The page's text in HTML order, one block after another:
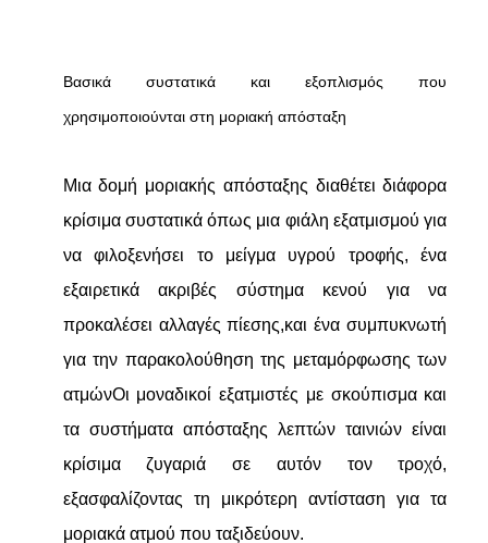
Βασικά συστατικά και εξοπλισμός που
χρησιμοποιούνται στη μοριακή απόσταξη
Μια δομή μοριακής απόσταξης διαθέτει διάφορα
κρίσιμα συστατικά όπως μια φιάλη εξατμισμού για
να φιλοξενήσει το μείγμα υγρού τροφής, ένα
εξαιρετικά ακριβές σύστημα κενού για να
προκαλέσει αλλαγές πίεσης,και ένα συμπυκνωτή
για την παρακολούθηση της μεταμόρφωσης των
ατμώνΟι μοναδικοί εξατμιστές με σκούπισμα και
τα συστήματα απόσταξης λεπτών ταινιών είναι
κρίσιμα ζυγαριά σε αυτόν τον τροχό,
εξασφαλίζοντας τη μικρότερη αντίσταση για τα
μοριακά ατμού που ταξιδεύουν.